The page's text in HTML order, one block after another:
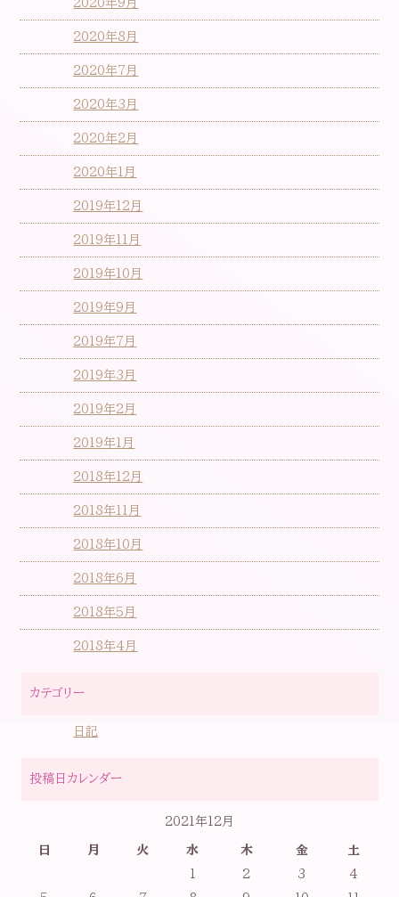
2020年8月
2020年7月
2020年3月
2020年2月
2020年1月
2019年12月
2019年11月
2019年10月
2019年9月
2019年7月
2019年3月
2019年2月
2019年1月
2018年12月
2018年11月
2018年10月
2018年6月
2018年5月
2018年4月
カテゴリー
日記
投稿日カレンダー
2021年12月
日 月 火 水 木 金
土
1
2 3
4